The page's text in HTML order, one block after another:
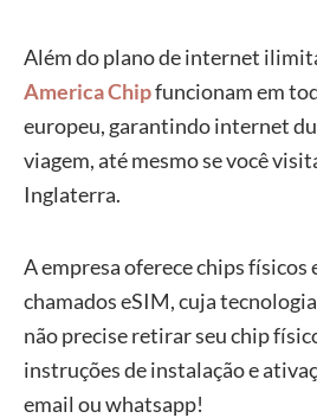
Além do plano de internet
America Chipfuncionam em
europeu, garantindo internet
viagem, até mesmo se você
Inglaterra.
A empresa oferece chips físicos
chamados eSIM, cuja
não precise retirar seu chip
instruções de instalação e
email ou whatsapp!